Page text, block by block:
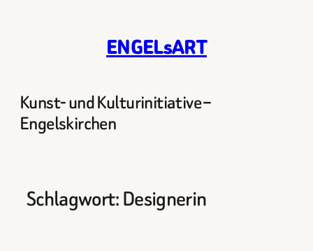
ENGELsART
Kunst- und Kulturinitiative –
Engelskirchen
Schlagwort:Designerin